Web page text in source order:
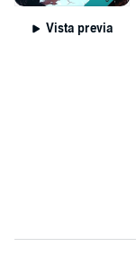
Vista previa